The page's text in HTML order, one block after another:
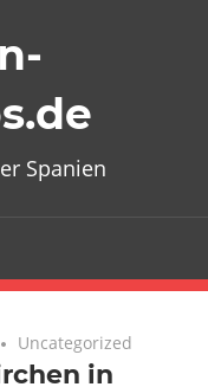
Spanien
Uncategorized
in